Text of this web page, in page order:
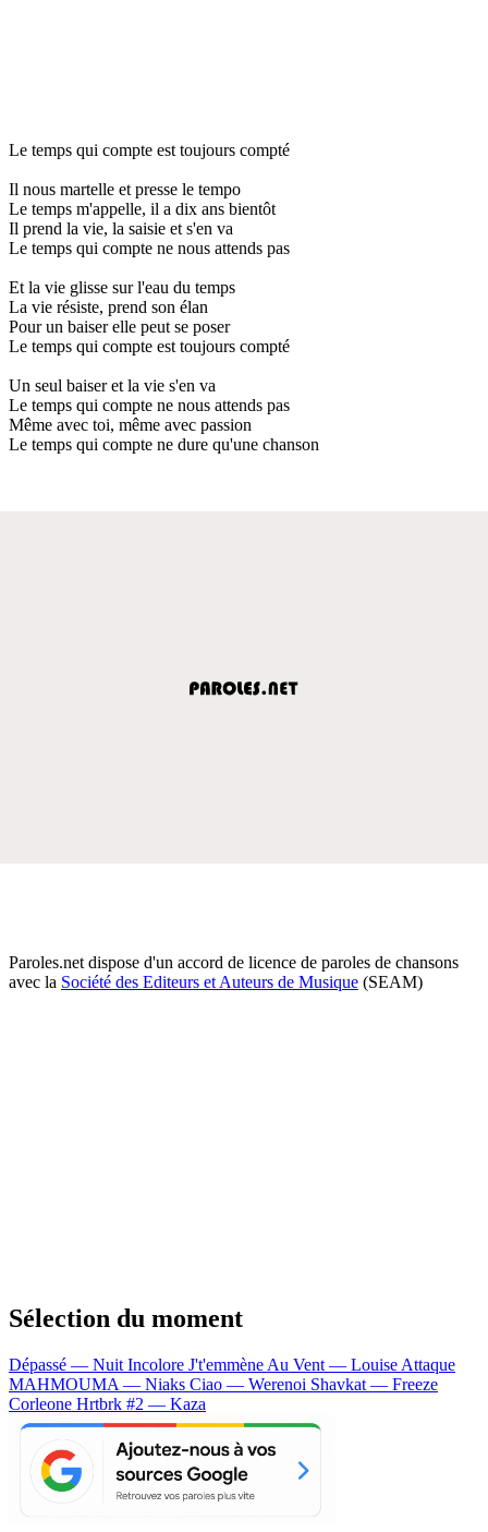
Le temps qui compte est toujours compté
Il nous martelle et presse le tempo
Le temps m'appelle, il a dix ans bientôt
Il prend la vie, la saisie et s'en va
Le temps qui compte ne nous attends pas
Et la vie glisse sur l'eau du temps
La vie résiste, prend son élan
Pour un baiser elle peut se poser
Le temps qui compte est toujours compté
Un seul baiser et la vie s'en va
Le temps qui compte ne nous attends pas
Même avec toi, même avec passion
Le temps qui compte ne dure qu'une chanson
Paroles.net dispose d'un accord de licence de paroles de chansons
avec la Société des Editeurs et Auteurs de Musique (SEAM)
Sélection du moment
Dépassé — Nuit Incolore J't'emmène Au Vent — Louise Attaque
MAHMOUMA — Niaks Ciao — Werenoi Shavkat — Freeze
Corleone Hrtbrk #2 — Kaza